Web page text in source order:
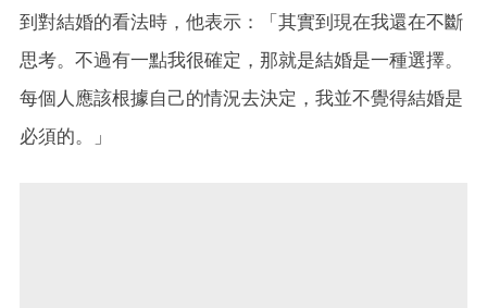
到對結婚的看法時，他表示：「其實到現在我還在不斷
思考。不過有一點我很確定，那就是結婚是一種選擇。
每個人應該根據自己的情況去決定，我並不覺得結婚是
必須的。」